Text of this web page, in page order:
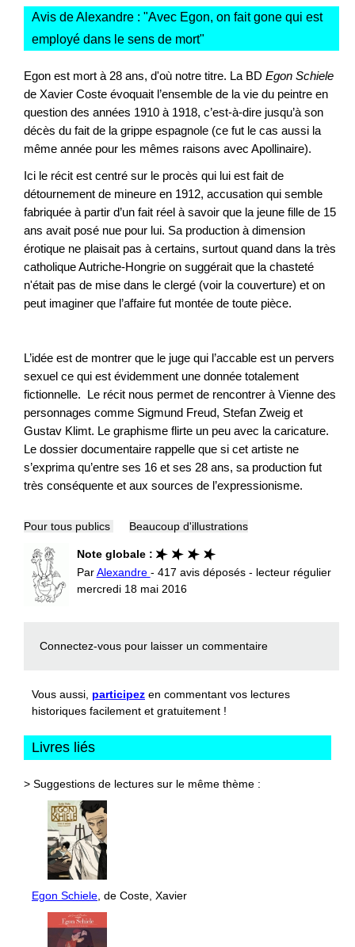
Avis de Alexandre : "Avec Egon, on fait gone qui est
employé dans le sens de mort"
Egon est mort à 28 ans, d'où notre titre. La BD Egon Schiele
de Xavier Coste évoquait l’ensemble de la vie du peintre en
question des années 1910 à 1918, c’est-à-dire jusqu’à son
décès du fait de la grippe espagnole (ce fut le cas aussi la
même année pour les mêmes raisons avec Apollinaire).
Ici le récit est centré sur le procès qui lui est fait de
détournement de mineure en 1912, accusation qui semble
fabriquée à partir d’un fait réel à savoir que la jeune fille de 15
ans avait posé nue pour lui. Sa production à dimension
érotique ne plaisait pas à certains, surtout quand dans la très
catholique Autriche-Hongrie on suggérait que la chasteté
n'était pas de mise dans le clergé (voir la couverture) et on
peut imaginer que l’affaire fut montée de toute pièce.
L’idée est de montrer que le juge qui l’accable est un pervers
sexuel ce qui est évidemment une donnée totalement
fictionnelle. Le récit nous permet de rencontrer à Vienne des
personnages comme Sigmund Freud, Stefan Zweig et
Gustav Klimt. Le graphisme flirte un peu avec la caricature.
Le dossier documentaire rappelle que si cet artiste ne
s’exprima qu’entre ses 16 et ses 28 ans, sa production fut
très conséquente et aux sources de l’expressionisme.
Pour tous publics Beaucoup d'illustrations
Note globale :
ParAlexandre - 417 avis déposés - lecteur régulier
mercredi 18 mai 2016
Connectez-vous pour laisser un commentaire
Vous aussi, participez en commentant vos lectures
historiques facilement et gratuitement !
Livres liés
> Suggestions de lectures sur le même thème :
Egon Schiele, de Coste, Xavier